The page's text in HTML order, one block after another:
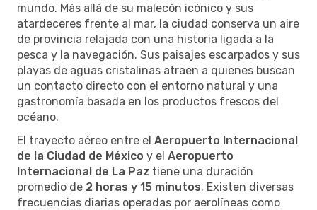
mundo. Más allá de su malecón icónico y sus
atardeceres frente al mar, la ciudad conserva un aire
de provincia relajada con una historia ligada a la
pesca y la navegación. Sus paisajes escarpados y sus
playas de aguas cristalinas atraen a quienes buscan
un contacto directo con el entorno natural y una
gastronomía basada en los productos frescos del
océano.
El trayecto aéreo entre el Aeropuerto Internacional
de la Ciudad de México y el Aeropuerto
Internacional de La Paz tiene una duración
promedio de 2 horas y 15 minutos. Existen diversas
frecuencias diarias operadas por aerolíneas como